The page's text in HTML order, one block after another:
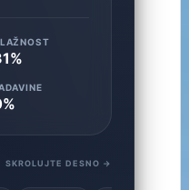
SKROLUJTE DESNO →